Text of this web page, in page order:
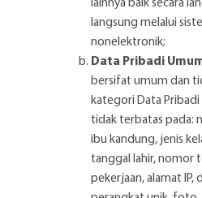
langsung melalui
nonelektronik;
Data Pribadi
bersifat umum dan
kategori Data
tidak terbatas pada:
ibu kandung, jenis
tanggal lahir, nomor
pekerjaan, alamat